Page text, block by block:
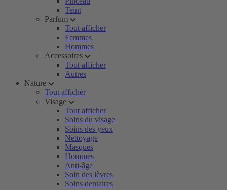
Teint
Parfum
Tout afficher
Femmes
Hommes
Accessoires
Tout afficher
Autres
Nature
Tout afficher
Visage
Tout afficher
Soins du visage
Soins des yeux
Nettoyage
Masques
Hommes
Anti-âge
Soin des lèvres
Soins dentaires